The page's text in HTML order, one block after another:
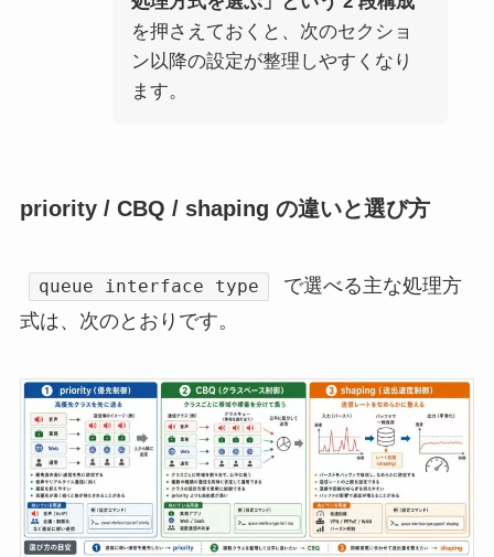
を押さえておくと、次のセクショ
ン以降の設定が整理しやすくなり
ます。
priority / CBQ / shaping の違いと選び方
queue interface type
で選べる主な処理方
式は、次のとおりです。